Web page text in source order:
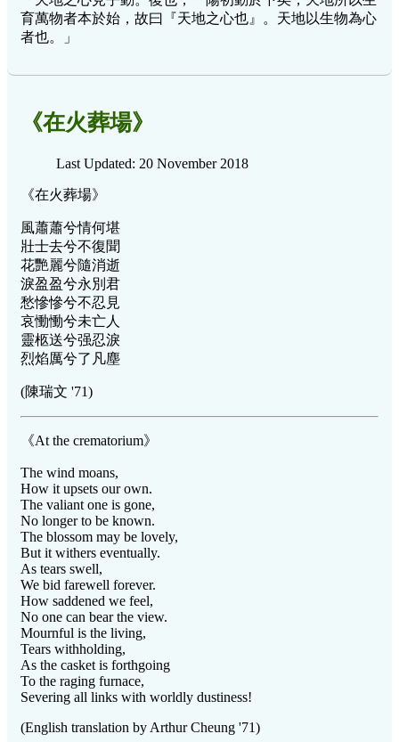
育萬物者本於始，故曰『天地之心也』。天地以生物為心
者也。」
《在火葬場》
Last Updated: 20 November 2018
《在火葬場》
風蕭蕭兮情何堪
壯士去兮不復聞
花艷麗兮隨消逝
淚盈盈兮永別君
愁慘慘兮不忍見
哀慟慟兮未亡人
靈柩送兮强忍淚
烈焰厲兮了凡塵
(陳瑞文 '71)
《At the crematorium》
The wind moans,
How it upsets our own.
The valiant one is gone,
No longer to be known.
The blossom may be lovely,
But it withers eventually.
As tears swell,
We bid farewell forever.
How saddened we feel,
No one can bear the view.
Mournful is the living,
Tears withholding,
As the casket is forthgoing
To the raging furnace,
Severing all links with worldly dustiness!
(English translation by Arthur Cheung '71)